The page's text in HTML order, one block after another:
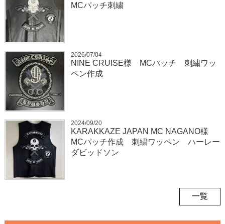
MCパッチ刺繍
2026/07/04
NINE CRUISE様 MCパッチ 刺繍ワッ
ペン作成
2024/09/20
KARAKKAZE JAPAN MC NAGANO様
MCパッチ作成 刺繍ワッペン ハーレー
ダビッドソン
一覧